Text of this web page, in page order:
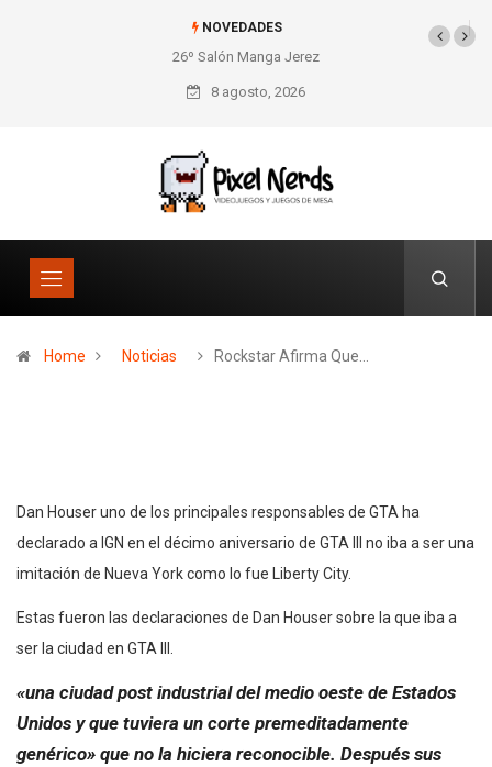
NOVEDADES
26º Salón Manga Jerez SNES Pixel Book para
los amantes de lo retro
8 agosto, 2026
Home Noticias Rockstar Afirma Que…
Dan Houser uno de los principales responsables de GTA ha
declarado a IGN en el décimo aniversario de GTA III no iba a ser una
imitación de Nueva York como lo fue Liberty City.
Estas fueron las declaraciones de Dan Houser sobre la que iba a
ser la ciudad en GTA III.
«una ciudad post industrial del medio oeste de Estados
Unidos y que tuviera un corte premeditadamente
genérico» que no la hiciera reconocible. Después sus